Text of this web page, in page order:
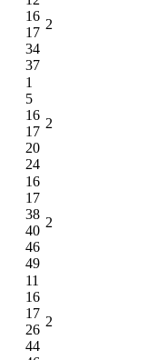
16
17
34
37
2
1
5
16
17
20
24
2
16
17
38
40
46
49
2
11
16
17
26
44
2